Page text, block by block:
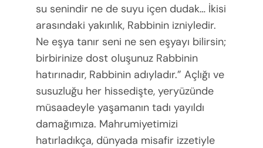
su senindir ne de suyu içen dudak… İkisi
arasındaki yakınlık, Rabbinin izniyledir.
Ne eşya tanır seni ne sen eşyayı bilirsin;
birbirinize dost oluşunuz Rabbinin
hatırınadır, Rabbinin adıyladır.” Açlığı ve
susuzluğu her hissedişte, yeryüzünde
müsaadeyle yaşamanın tadı yayıldı
damağımıza. Mahrumiyetimizi
hatırladıkça, dünyada misafir izzetiyle